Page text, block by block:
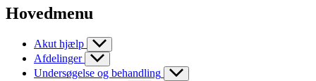
Hovedmenu
Akut hjælp
Afdelinger
Undersøgelse og behandling